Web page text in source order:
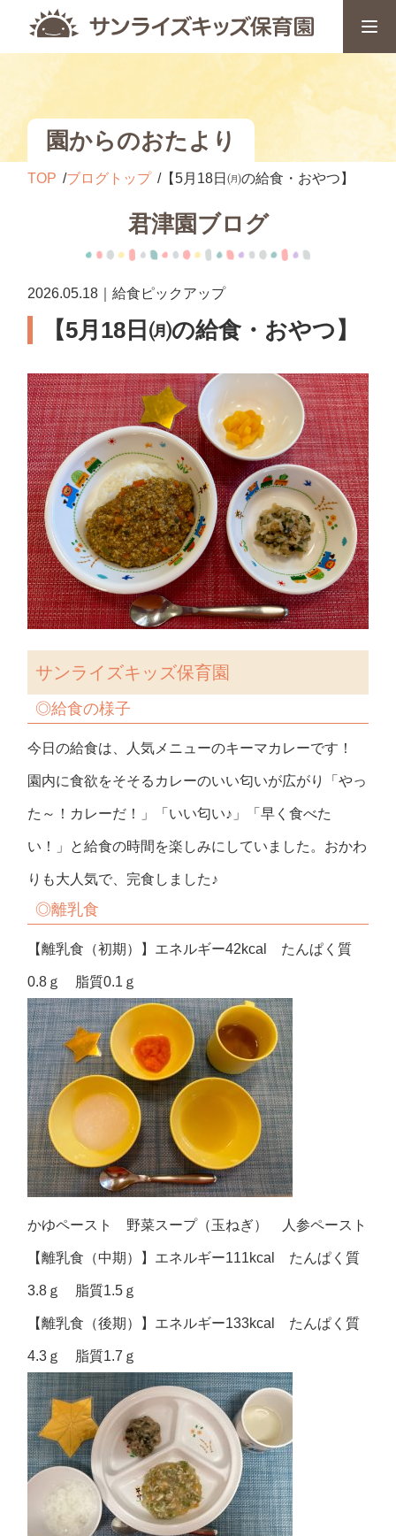
園からのおたより
TOP ブログトップ 【5月18日㈪の給食・おやつ】
君津園ブログ
2026.05.18｜給食ピックアップ
【5月18日㈪の給食・おやつ】
サンライズキッズ保育園
◎給食の様子
今日の給食は、人気メニューのキーマカレーです！
園内に食欲をそそるカレーのいい匂いが広がり「やっ
た～！カレーだ！」「いい匂い♪」「早く食べた
い！」と給食の時間を楽しみにしていました。おかわ
りも大人気で、完食しました♪
◎離乳食
【離乳食（初期）】エネルギー42kcal たんぱく質
0.8ｇ 脂質0.1ｇ
かゆペースト 野菜スープ（玉ねぎ） 人参ペースト
【離乳食（中期）】エネルギー111kcal たんぱく質
3.8ｇ 脂質1.5ｇ
【離乳食（後期）】エネルギー133kcal たんぱく質
4.3ｇ 脂質1.7ｇ